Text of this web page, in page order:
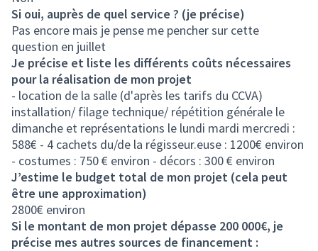
Si oui, auprès de quel service ? (je précise)
Pas encore mais je pense me pencher sur cette
question en juillet
Je précise et liste les différents coûts nécessaires
pour la réalisation de mon projet
- location de la salle (d'après les tarifs du CCVA)
installation/ filage technique/ répétition générale le
dimanche et représentations le lundi mardi mercredi :
588€ - 4 cachets du/de la régisseur.euse : 1200€ environ
- costumes : 750 € environ - décors : 300 € environ
J’estime le budget total de mon projet (cela peut
être une approximation)
2800€ environ
Si le montant de mon projet dépasse 200 000€, je
précise mes autres sources de financement :